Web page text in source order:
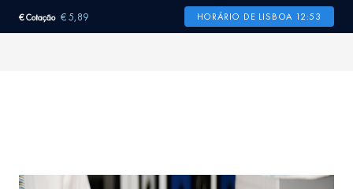
€ Cotação € 5,89 HORÁRIO DE LISBOA 12:53